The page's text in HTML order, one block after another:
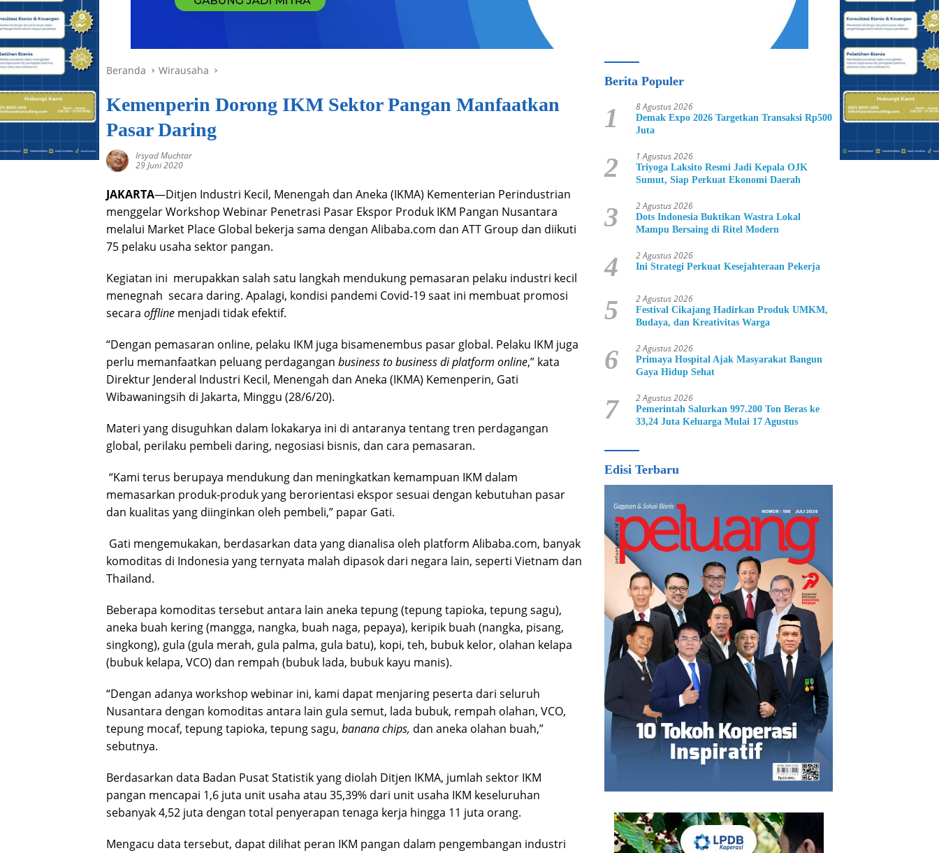
Beranda Wirausaha
Kemenperin Dorong IKM Sektor Pangan Manfaatkan
Pasar Daring
Irsyad Muchtar
29 Juni 2020
JAKARTA—Ditjen Industri Kecil, Menengah dan Aneka (IKMA) Kementerian Perindustrian
menggelar Workshop Webinar Penetrasi Pasar Ekspor Produk IKM Pangan Nusantara
melalui Market Place Global bekerja sama dengan Alibaba.com dan ATT Group dan diikuti
75 pelaku usaha sektor pangan.
Kegiatan ini merupakkan salah satu langkah mendukung pemasaran pelaku industri kecil
menegnah secara daring. Apalagi, kondisi pandemi Covid-19 saat ini membuat promosi
secara offline menjadi tidak efektif.
“Dengan pemasaran online, pelaku IKM juga bisamenembus pasar global. Pelaku IKM juga
perlu memanfaatkan peluang perdagangan business to business di platform online,” kata
Direktur Jenderal Industri Kecil, Menengah dan Aneka (IKMA) Kemenperin, Gati
Wibawaningsih di Jakarta, Minggu (28/6/20).
Materi yang disuguhkan dalam lokakarya ini di antaranya tentang tren perdagangan
global, perilaku pembeli daring, negosiasi bisnis, dan cara pemasaran.
“Kami terus berupaya mendukung dan meningkatkan kemampuan IKM dalam
memasarkan produk-produk yang berorientasi ekspor sesuai dengan kebutuhan pasar
dan kualitas yang diinginkan oleh pembeli,” papar Gati.
Gati mengemukakan, berdasarkan data yang dianalisa oleh platform Alibaba.com, banyak
komoditas di Indonesia yang ternyata malah dipasok dari negara lain, seperti Vietnam dan
Thailand.
Beberapa komoditas tersebut antara lain aneka tepung (tepung tapioka, tepung sagu),
aneka buah kering (mangga, nangka, buah naga, pepaya), keripik buah (nangka, pisang,
singkong), gula (gula merah, gula palma, gula batu), kopi, teh, bubuk kelor, olahan kelapa
(bubuk kelapa, VCO) dan rempah (bubuk lada, bubuk kayu manis).
“Dengan adanya workshop webinar ini, kami dapat menjaring peserta dari seluruh
Nusantara dengan komoditas antara lain gula semut, lada bubuk, rempah olahan, VCO,
tepung mocaf, tepung tapioka, tepung sagu, banana chips, dan aneka olahan buah,”
sebutnya.
Berdasarkan data Badan Pusat Statistik yang diolah Ditjen IKMA, jumlah sektor IKM
pangan mencapai 1,6 juta unit usaha atau 35,39% dari unit usaha IKM keseluruhan
sebanyak 4,52 juta dengan total penyerapan tenaga kerja hingga 11 juta orang.
Mengacu data tersebut, dapat dilihat peran IKM pangan dalam pengembangan industri
Berita Populer
1 8 Agustus 2026
Demak Expo 2026 Targetkan Transaksi Rp500
Juta
2 1 Agustus 2026
Triyoga Laksito Resmi Jadi Kepala OJK
Sumut, Siap Perkuat Ekonomi Daerah
3 2 Agustus 2026
Dots Indonesia Buktikan Wastra Lokal
Mampu Bersaing di Ritel Modern
4 2 Agustus 2026
Ini Strategi Perkuat Kesejahteraan Pekerja
5 2 Agustus 2026
Festival Cikajang Hadirkan Produk UMKM,
Budaya, dan Kreativitas Warga
6 2 Agustus 2026
Primaya Hospital Ajak Masyarakat Bangun
Gaya Hidup Sehat
7 2 Agustus 2026
Pemerintah Salurkan 997.200 Ton Beras ke
33,24 Juta Keluarga Mulai 17 Agustus
Edisi Terbaru